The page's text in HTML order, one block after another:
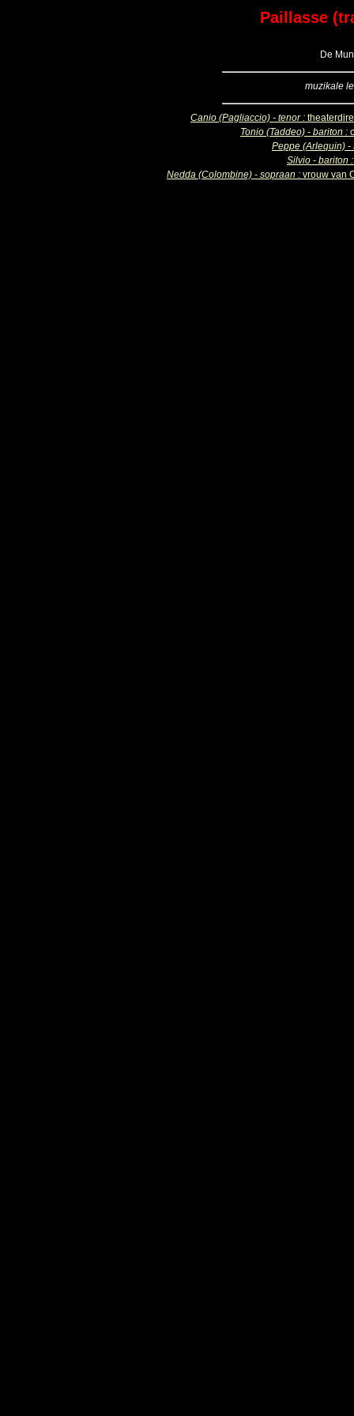
Paillasse
De
muzikale
Canio (Pagliaccio) - tenor :
Tonio (Taddeo) - bariton :
Peppe (Arlequin) -
Silvio - bariton
Nedda (Colombine) - sopraan : vrouw van